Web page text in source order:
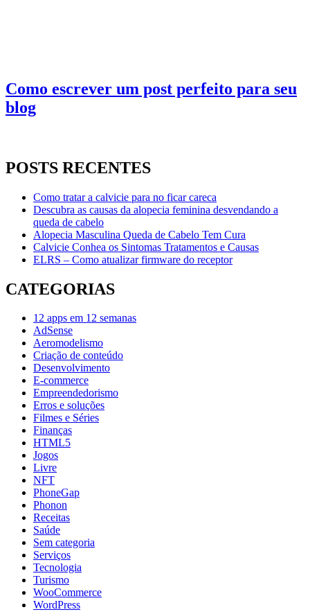
Como escrever um post perfeito para seu
blog
POSTS RECENTES
Como tratar a calvicie para no ficar careca
Descubra as causas da alopecia feminina desvendando a
queda de cabelo
Alopecia Masculina Queda de Cabelo Tem Cura
Calvicie Conhea os Sintomas Tratamentos e Causas
ELRS – Como atualizar firmware do receptor
CATEGORIAS
12 apps em 12 semanas
AdSense
Aeromodelismo
Criação de conteúdo
Desenvolvimento
E-commerce
Empreendedorismo
Erros e soluções
Filmes e Séries
Finanças
HTML5
Jogos
Livre
NFT
PhoneGap
Phonon
Receitas
Saúde
Sem categoria
Serviços
Tecnologia
Turismo
WooCommerce
WordPress